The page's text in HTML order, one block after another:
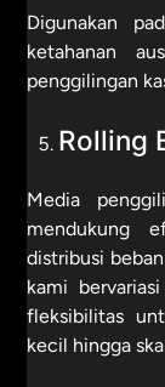
Digunakan
ketahanan
penggilingan
Rolling
Media
mendukung
distribusi
kami
fleksibilitas
kecil hingga